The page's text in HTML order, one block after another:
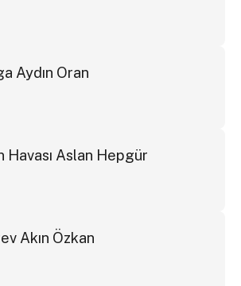
Aydın Oran
Havası Aslan Hepgür
Akın Özkan